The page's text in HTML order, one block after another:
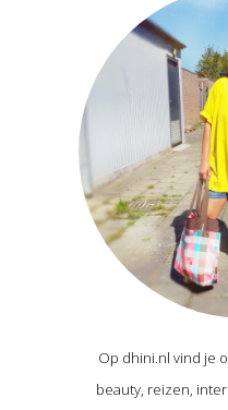
Op dhini.nl vind je
beauty, reizen,